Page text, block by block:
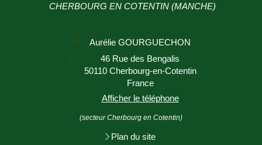
CHERBOURG EN COTENTIN (MANCHE)
Aurélie GOURGUECHON
46 Rue des Bengalis
50110 Cherbourg-en-Cotentin
France
Afficher le téléphone
(secteur Cherbourg en Cotentin)
Plan du site